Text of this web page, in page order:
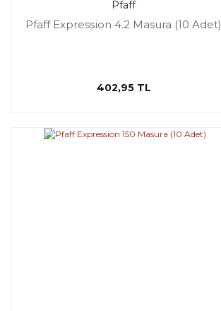
Pfaff
Pfaff Expression 4.2 Masura (10 Adet)
402,95 TL